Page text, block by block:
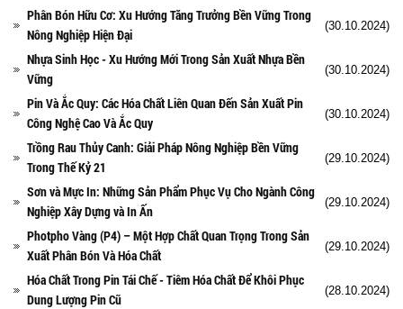
Phân Bón Hữu Cơ: Xu Hướng Tăng Trưởng Bền Vững Trong
Nông Nghiệp Hiện Đại
(30.10.2024)
Nhựa Sinh Học - Xu Hướng Mới Trong Sản Xuất Nhựa Bền
Vững
(30.10.2024)
Pin Và Ắc Quy: Các Hóa Chất Liên Quan Đến Sản Xuất Pin
Công Nghệ Cao Và Ắc Quy
(30.10.2024)
Trồng Rau Thủy Canh: Giải Pháp Nông Nghiệp Bền Vững
Trong Thế Kỷ 21
(29.10.2024)
Sơn và Mực In: Những Sản Phẩm Phục Vụ Cho Ngành Công
Nghiệp Xây Dựng và In Ấn
(29.10.2024)
Photpho Vàng (P4) – Một Hợp Chất Quan Trọng Trong Sản
Xuất Phân Bón Và Hóa Chất
(29.10.2024)
Hóa Chất Trong Pin Tái Chế - Tiêm Hóa Chất Để Khôi Phục
Dung Lượng Pin Cũ
(28.10.2024)